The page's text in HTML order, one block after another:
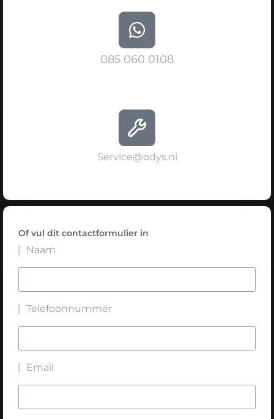
085 060 0108
Service@odys.nl
Of vul dit contactformulier in
Naam
Telefoonnummer
Email